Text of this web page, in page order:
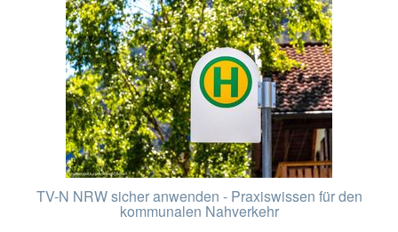
TV-N NRW sicher anwenden - Praxiswissen für den
kommunalen Nahverkehr